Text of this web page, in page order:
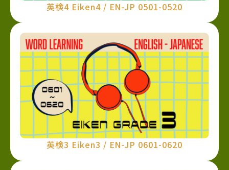
英検4 Eiken4 / EN-JP 0501-0520
英検3 Eiken3 / EN-JP 0601-0620